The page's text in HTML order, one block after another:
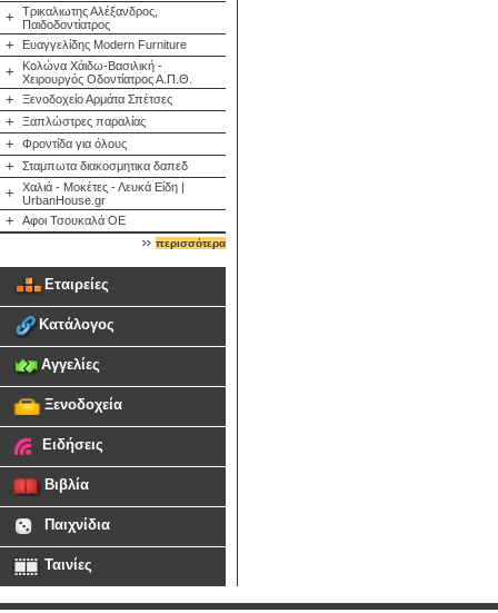
+
Τρικαλιωτης Αλέξανδρος,
Παιδοδοντίατρος
+ Ευαγγελίδης Modern Furniture
+
Κολώνα Χάιδω-Βασιλική -
Χειρουργός Οδοντίατρος Α.Π.Θ.
+ Ξενοδοχείο Αρμάτα Σπέτσες
+ Ξαπλώστρες παραλίας
+ Φροντίδα για όλους
+ Σταμπωτα διακοσμητικα δαπεδ
+
Χαλιά - Μοκέτες - Λευκά Είδη |
UrbanHouse.gr
+ Αφοι Τσουκαλά ΟΕ
περισσότερα
Εταιρείες
Κατάλογος
Αγγελίες
Ξενοδοχεία
Ειδήσεις
Βιβλία
Παιχνίδια
Ταινίες